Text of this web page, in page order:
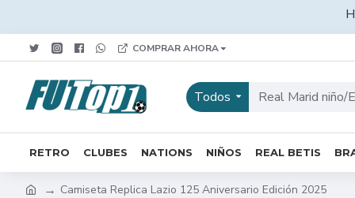
COMPRAR AHORA
Todos
RETRO CLUBES NATIONS NIÑOS REAL BETIS
Camiseta Replica Lazio 125 Aniversario Edición 2025